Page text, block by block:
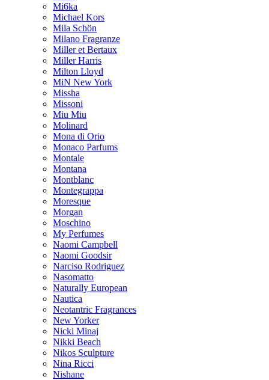
Mi6ka
Michael Kors
Mila Schön
Milano Fragranze
Miller et Bertaux
Miller Harris
Milton Lloyd
MiN New York
Missha
Missoni
Miu Miu
Molinard
Mona di Orio
Monaco Parfums
Montale
Montana
Montblanc
Montegrappa
Moresque
Morgan
Moschino
My Perfumes
Naomi Campbell
Naomi Goodsir
Narciso Rodriguez
Nasomatto
Naturally European
Nautica
Neotantric Fragrances
New Yorker
Nicki Minaj
Nikki Beach
Nikos Sculpture
Nina Ricci
Nishane